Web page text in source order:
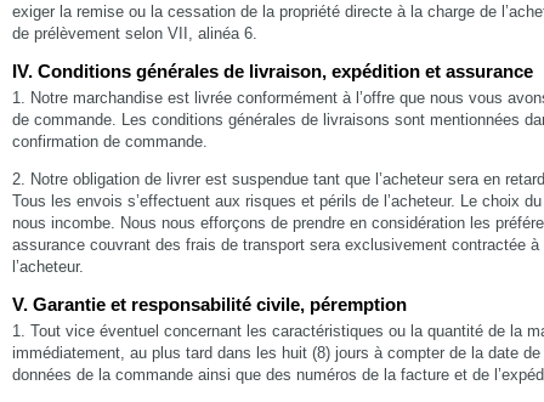
exiger la remise ou la cessation de la propriété directe à la charge de
de prélèvement selon VII, alinéa 6.
IV. Conditions générales de livraison, expédition et assurance
1. Notre marchandise est livrée conformément à l’offre que nous vous
de commande. Les conditions générales de livraisons sont mentionnées
confirmation de commande.
2. Notre obligation de livrer est suspendue tant que l’acheteur sera en
Tous les envois s’effectuent aux risques et périls de l’acheteur. Le choix
nous incombe. Nous nous efforçons de prendre en considération les
assurance couvrant des frais de transport sera exclusivement contractée
l’acheteur.
V. Garantie et responsabilité civile, péremption
1. Tout vice éventuel concernant les caractéristiques ou la quantité de la
immédiatement, au plus tard dans les huit (8) jours à compter de la date
données de la commande ainsi que des numéros de la facture et de